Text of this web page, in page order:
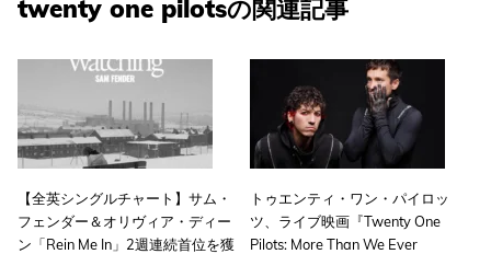
twenty one pilotsの関連記事
【全英シングルチャート】サム・
フェンダー＆オリヴィア・ディー
ン「Rein Me In」2週連続首位を獲
トゥエンティ・ワン・パイロッ
ツ、ライブ映画『Twenty One
Pilots: More Than We Ever